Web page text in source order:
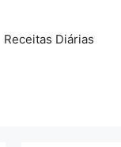
Receitas Diárias